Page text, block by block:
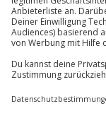
Du möchtest als
+49 89 / 60
Mo-Fr: 9-17